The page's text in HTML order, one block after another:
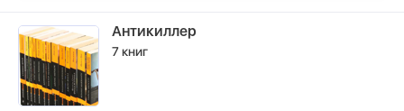
Антикиллер
7 книг